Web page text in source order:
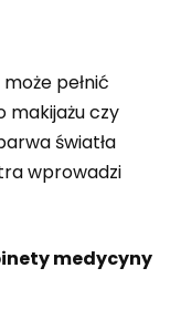
pełnić
makijażu czy
światła
wprowadzi
medycyny